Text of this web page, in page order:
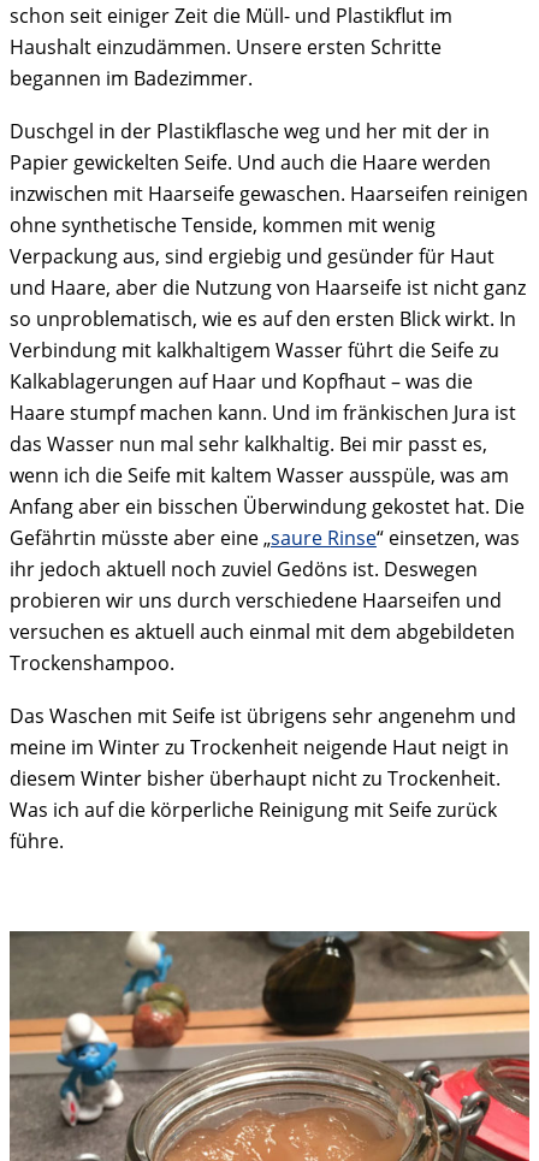
schon seit einiger Zeit die Müll- und Plastikflut im
Haushalt einzudämmen. Unsere ersten Schritte
begannen im Badezimmer.
Duschgel in der Plastikflasche weg und her mit der in
Papier gewickelten Seife. Und auch die Haare werden
inzwischen mit Haarseife gewaschen. Haarseifen reinigen
ohne synthetische Tenside, kommen mit wenig
Verpackung aus, sind ergiebig und gesünder für Haut
und Haare, aber die Nutzung von Haarseife ist nicht ganz
so unproblematisch, wie es auf den ersten Blick wirkt. In
Verbindung mit kalkhaltigem Wasser führt die Seife zu
Kalkablagerungen auf Haar und Kopfhaut – was die
Haare stumpf machen kann. Und im fränkischen Jura ist
das Wasser nun mal sehr kalkhaltig. Bei mir passt es,
wenn ich die Seife mit kaltem Wasser ausspüle, was am
Anfang aber ein bisschen Überwindung gekostet hat. Die
Gefährtin müsste aber eine „saure Rinse“ einsetzen, was
ihr jedoch aktuell noch zuviel Gedöns ist. Deswegen
probieren wir uns durch verschiedene Haarseifen und
versuchen es aktuell auch einmal mit dem abgebildeten
Trockenshampoo.
Das Waschen mit Seife ist übrigens sehr angenehm und
meine im Winter zu Trockenheit neigende Haut neigt in
diesem Winter bisher überhaupt nicht zu Trockenheit.
Was ich auf die körperliche Reinigung mit Seife zurück
führe.